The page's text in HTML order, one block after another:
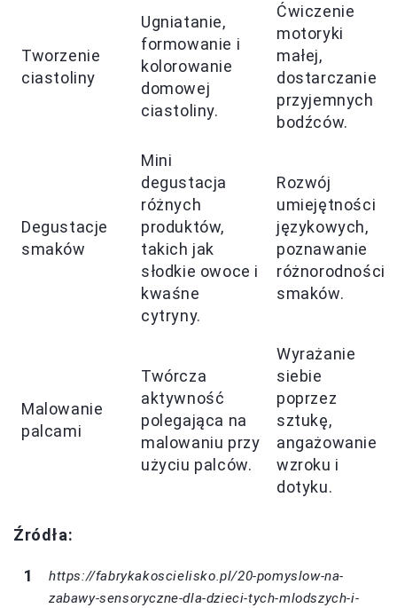
Tworzenie
ciastoliny
Ugniatanie,
formowanie i
kolorowanie
domowej
ciastoliny.
Ćwiczenie
motoryki
małej,
dostarczanie
przyjemnych
bodźców.
Degustacje
smaków
Mini
degustacja
różnych
produktów,
takich jak
słodkie owoce i
kwaśne
cytryny.
Rozwój
umiejętności
językowych,
poznawanie
różnorodności
smaków.
Malowanie
palcami
Twórcza
aktywność
polegająca na
malowaniu przy
użyciu palców.
Wyrażanie
siebie
poprzez
sztukę,
angażowanie
wzroku i
dotyku.
Źródła:
https://fabrykakoscielisko.pl/20-pomyslow-na-
zabawy-sensoryczne-dla-dzieci-tych-mlodszych-i-